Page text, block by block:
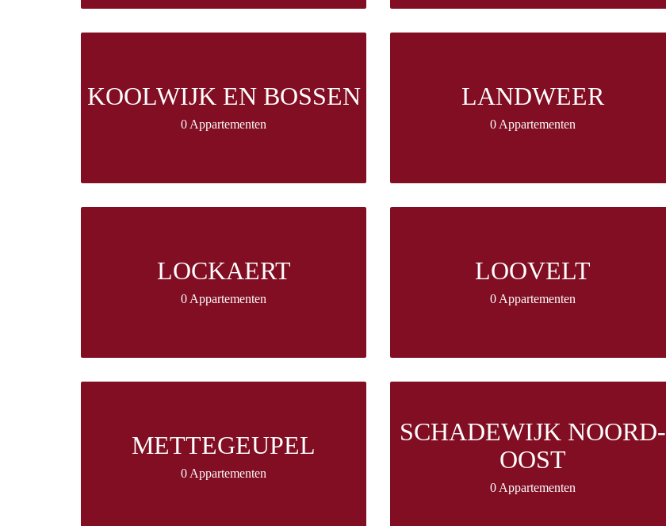
KOOLWIJK EN BOSSEN
0 Appartementen
LANDWEER
0 Appartementen
LOCKAERT
0 Appartementen
LOOVELT
0 Appartementen
METTEGEUPEL
0 Appartementen
SCHADEWIJK NOORD-
OOST
0 Appartementen